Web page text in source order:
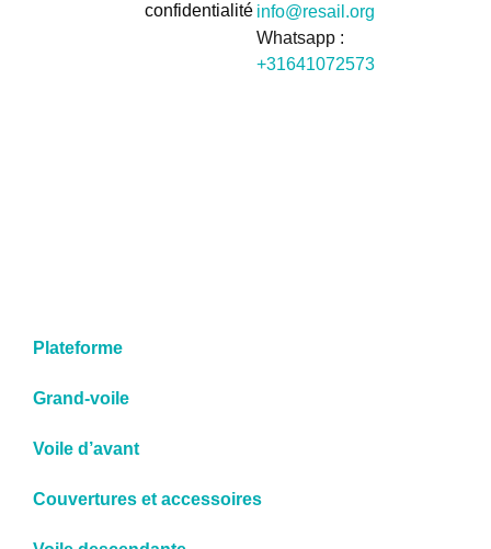
confidentialité info@resail.org
Whatsapp :
+31641072573
Plateforme
Grand-voile
Voile d’avant
Couvertures et accessoires